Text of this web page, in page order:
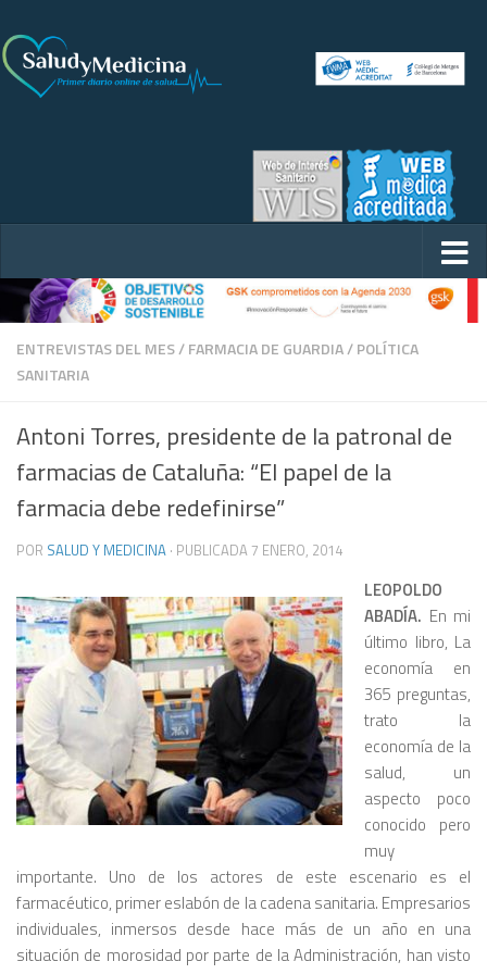
ENTREVISTAS DEL MES/FARMACIA DE GUARDIA/POLÍTICA
SANITARIA
Antoni Torres, presidente de la patronal de
farmacias de Cataluña: “El papel de la
farmacia debe redefinirse”
POR SALUD Y MEDICINA · PUBLICADA7 ENERO, 2014
LEOPOLDO
ABADÍA. En mi
último libro, La
economía en
365 preguntas,
trato la
economía de la
salud, un
aspecto poco
conocido pero
muy
importante. Uno de los actores de este escenario es el
farmacéutico, primer eslabón de la cadena sanitaria. Empresarios
individuales, inmersos desde hace más de un año en una
situación de morosidad por parte de la Administración, han visto